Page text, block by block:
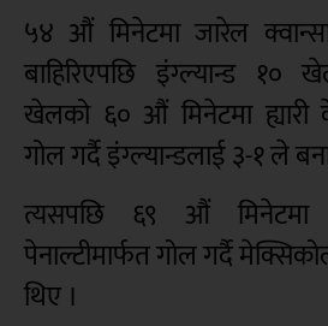
५४ औं मिनेटमा जारेल
बाहिरिएपछि इंग्ल्यान्ड १०
खेलको ६० औं मिनेटमा ह्यारी
गोल गर्दै इंग्ल्यान्डलाई ३-१ ले
त्यसपछि ६९ औं मिनेटमा
पेनाल्टीमार्फत गोल गर्दै
थिए ।